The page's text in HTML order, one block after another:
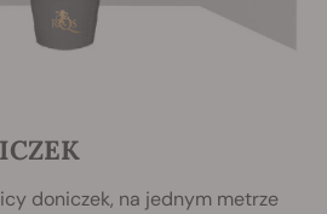
doniczek, na jednym metrze